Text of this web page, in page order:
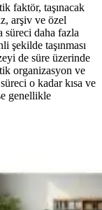
faktör, taşınacak
arşiv ve özel
süreci daha fazla
şekilde taşınması
de süre üzerinde
organizasyon ve
o kadar kısa ve
genellikle